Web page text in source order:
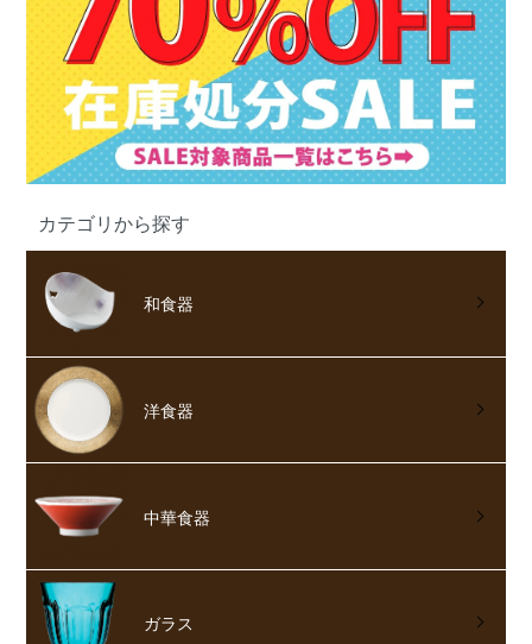
カテゴリから探す
和食器
洋食器
中華食器
ガラス